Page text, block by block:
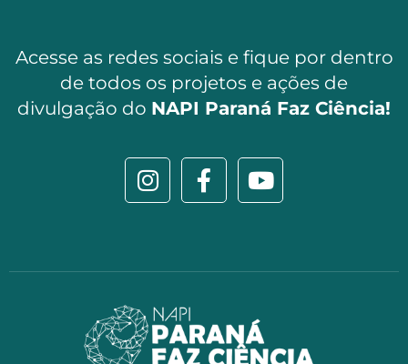
Acesse as redes sociais e fique por dentro
de todos os projetos e ações de
divulgação do NAPI Paraná Faz Ciência!